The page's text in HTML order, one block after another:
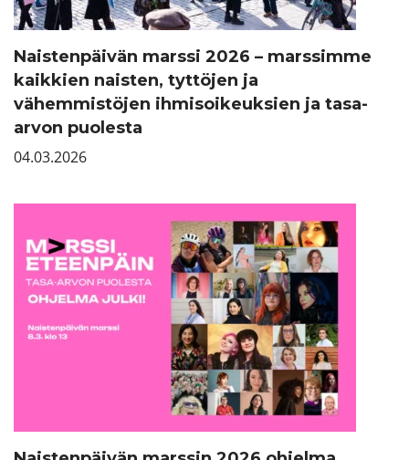
Naistenpäivän marssi 2026 – marssimme
kaikkien naisten, tyttöjen ja
vähemmistöjen ihmisoikeuksien ja tasa-
arvon puolesta
04.03.2026